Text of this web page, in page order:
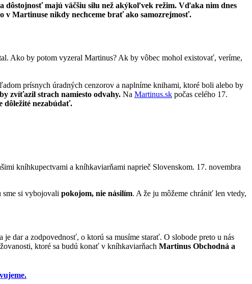
dôstojnosť majú väčšiu silu než akýkoľvek režim. Vďaka nim dnes
v Martinuse nikdy nechceme brať ako samozrejmosť.
Ako by potom vyzeral Martinus? Ak by vôbec mohol existovať, veríme,
prísnych úradných cenzorov a naplníme knihami, ktoré boli alebo by
zvíťazil strach namiesto odvahy. Na Martinus.sk počas celého 17.
dôležité nezabúdať.
kníhkupectvami a kníhkaviarňami naprieč Slovenskom. 17. novembra
sme si vybojovali pokojom, nie násilím. A že ju môžeme chrániť len vtedy,
dar a zodpovednosť, o ktorú sa musíme starať. O slobode preto u nás
ktoré sa budú konať v kníhkaviarňach Martinus Obchodná a